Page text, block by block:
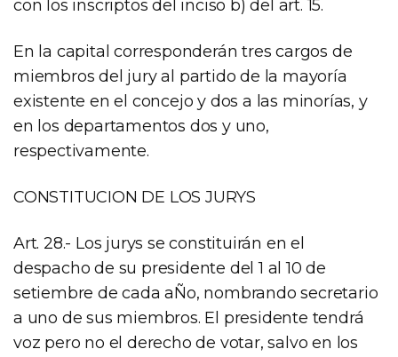
con los inscriptos del inciso b) del art. 15.
En la capital corresponderán tres cargos de
miembros del jury al partido de la mayoría
existente en el concejo y dos a las minorías, y
en los departamentos dos y uno,
respectivamente.
CONSTITUCION DE LOS JURYS
Art. 28.- Los jurys se constituirán en el
despacho de su presidente del 1 al 10 de
setiembre de cada aÑo, nombrando secretario
a uno de sus miembros. El presidente tendrá
voz pero no el derecho de votar, salvo en los